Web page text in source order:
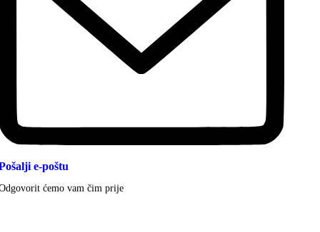
e-poštu
ćemo vam čim prije